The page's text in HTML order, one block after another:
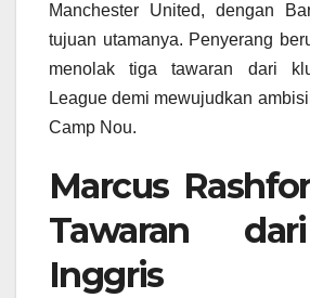
Manchester United, dengan
tujuan utamanya. Penyerang
menolak tiga tawaran dari
League demi mewujudkan
Camp Nou.
Marcus
Tawaran
Inggris